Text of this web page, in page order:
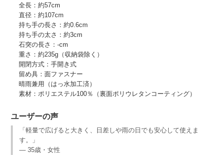
全長：約57cm
直径：約107cm
持ち手の長さ：約0.6cm
持ち手の太さ：約3cm
石突の長さ：-cm
重さ：約235g（収納袋除く）
開閉方式：手開き式
留め具：面ファスナー
晴雨兼用（はっ水加工済）
素材：ポリエステル100％（裏面ポリウレタンコーティング）
ユーザーの声
「軽量で広げると大きく、日差しや雨の日でも安心して使えま
す。」
— 35歳・女性